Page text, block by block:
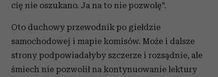
cię nie oszukano. Ja na to nie pozwolę”.
Oto duchowy przewodnik po giełdzie
samochodowej i mapie komisów. Może i dalsze
strony podpowiadałyby szczerze i rozsądnie, ale
śmiech nie pozwolił na kontynuowanie lektury